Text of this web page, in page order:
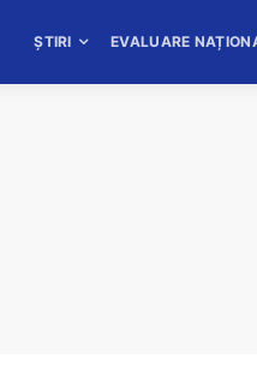
ȘTIRI EVALUARE